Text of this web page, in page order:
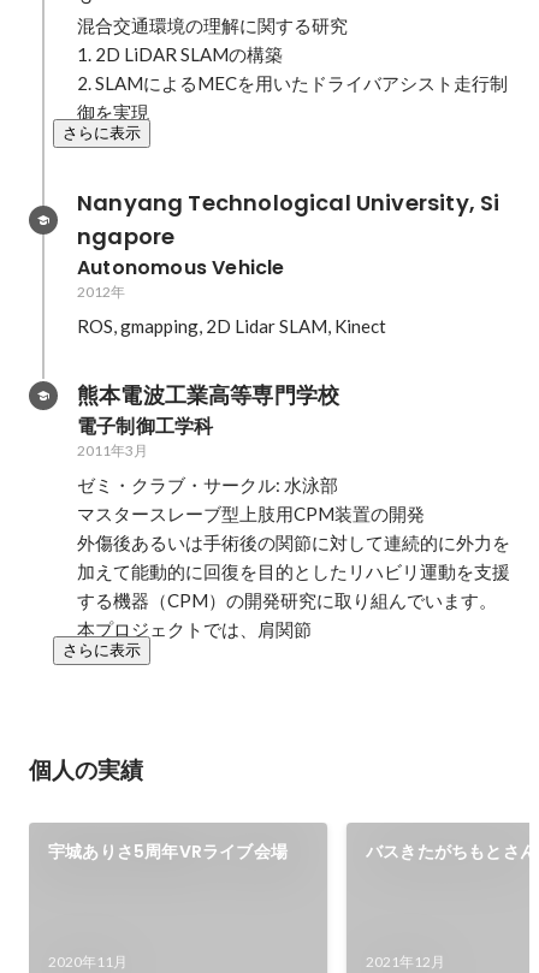
混合交通環境の理解に関する研究
1. 2D LiDAR SLAMの構築
2. SLAMによるMECを用いたドライバアシスト走行制
御を実現
さらに表示
Nanyang Technological University, Si
ngapore
Autonomous Vehicle
2012年
ROS, gmapping, 2D Lidar SLAM, Kinect
熊本電波工業高等専門学校
電子制御工学科
2011年3月
ゼミ・クラブ・サークル: 水泳部
マスタースレーブ型上肢用CPM装置の開発
外傷後あるいは手術後の関節に対して連続的に外力を
加えて能動的に回復を目的としたリハビリ運動を支援
する機器（CPM）の開発研究に取り組んでいます。
本プロジェクトでは、肩関節
さらに表示
個人の実績
宇城ありさ5周年VRライブ会場
2020年11月
バスきたがちもとさん
2021年12月